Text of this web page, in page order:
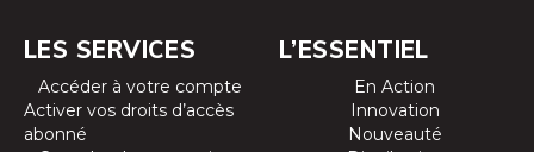
LES SERVICES
Accéder à votre compte
Activer vos droits d’accès
abonné
L’ESSENTIEL
En Action
Innovation
Nouveauté